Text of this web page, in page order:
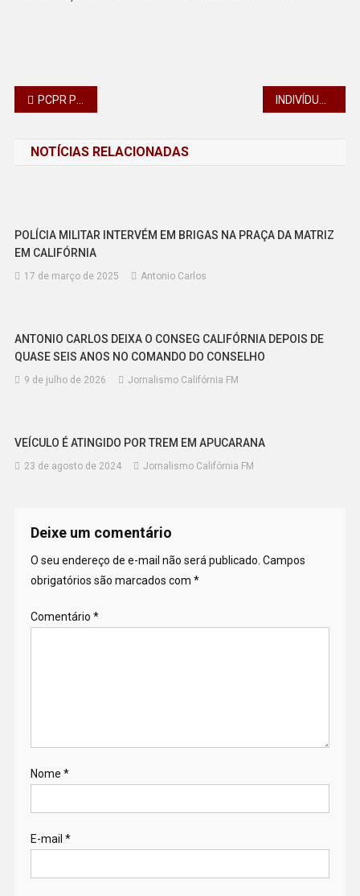
Navegação
Post
PCPR PRENDE LÍDER E DOIS INTEGRANTES DE GRUPO CRIMINOSO DURANTE AÇÃO NO LITORAL
NOTÍCIAS RELACIONADAS
POLÍCIA MILITAR INTERVÉM EM BRIGAS NA PRAÇA DA MATRIZ
EM CALIFÓRNIA
17 de março de 2025 Antonio Carlos
ANTONIO CARLOS DEIXA O CONSEG CALIFÓRNIA DEPOIS DE
QUASE SEIS ANOS NO COMANDO DO CONSELHO
9 de julho de 2026 Jornalismo Califórnia FM
VEÍCULO É ATINGIDO POR TREM EM APUCARANA
23 de agosto de 2024 Jornalismo Califórnia FM
Deixe um comentário
O seu endereço de e-mail não será publicado. Campos
obrigatórios são marcados com *
Comentário *
Nome *
E-mail *